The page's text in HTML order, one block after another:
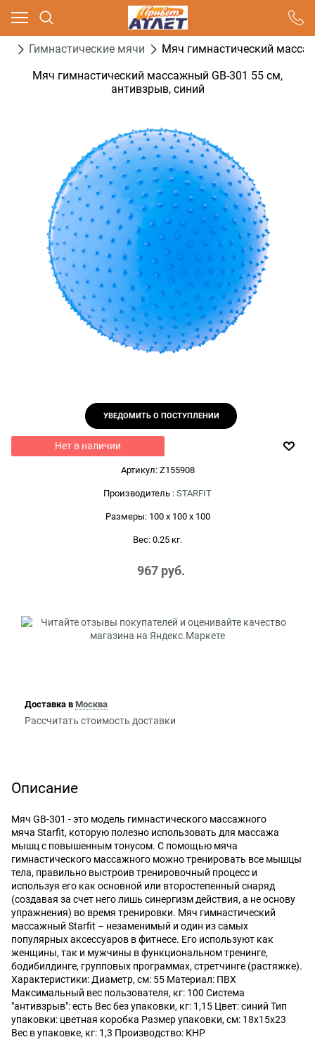
Гимнастические мячи
Мяч гимнастический
Мяч гимнастический массажный GB-301 55 см,
антивзрыв, синий
УВЕДОМИТЬ О ПОСТУПЛЕНИИ
Нет в наличии
Артикул: Z155908
Производитель : STARFIT
Размеры: 100 x 100 x 100
Вес: 0.25 кг.
967 руб.
Доставка в Москва
Рассчитать стоимость доставки
Описание
Мяч GB-301 - это модель гимнастического массажного
мяча Starfit, которую полезно использовать для массажа
мышц с повышенным тонусом. С помощью мяча
гимнастического массажного можно тренировать все мышцы
тела, правильно выстроив тренировочный процесс и
используя его как основной или второстепенный снаряд
(создавая за счет него лишь синергизм действия, а не основу
упражнения) во время тренировки. Мяч гимнастический
массажный Starfit – незаменимый и один из самых
популярных аксессуаров в фитнесе. Его используют как
женщины, так и мужчины в функциональном тренинге,
бодибилдинге, групповых программах, стретчинге (растяжке).
Характеристики: Диаметр, см: 55 Материал: ПВХ
Максимальный вес пользователя, кг: 100 Система
"антивзрыв": есть Вес без упаковки, кг: 1,15 Цвет: синий Тип
упаковки: цветная коробка Размер упаковки, см: 18х15х23
Вес в упаковке, кг: 1,3 Производство: КНР
Ваш город - Москва,
угадали?
ДА НЕТ